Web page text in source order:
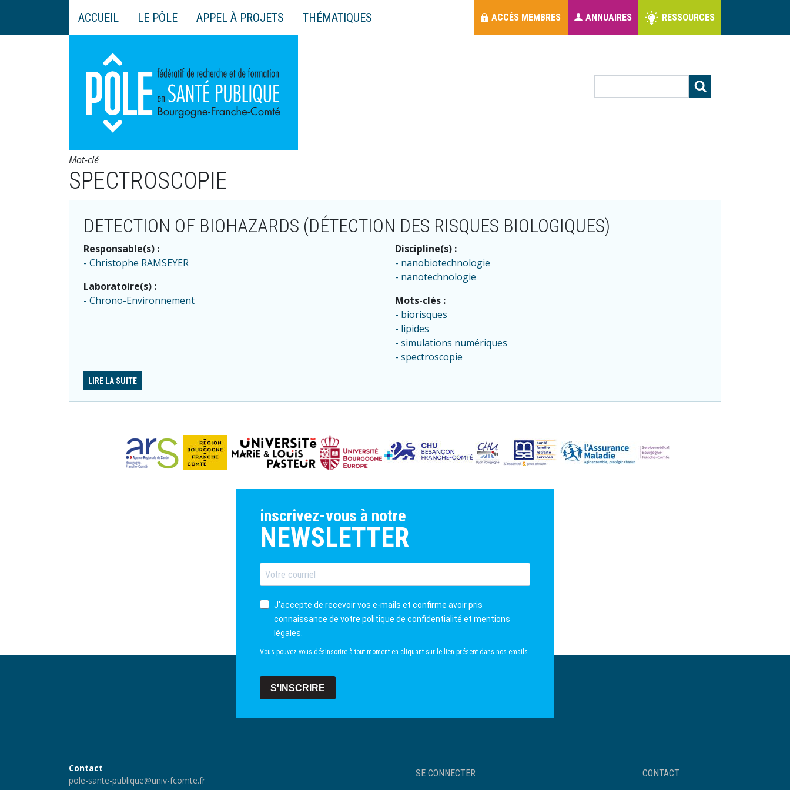
contenu
Main
navigation
ACCUEIL LE PÔLE APPEL À PROJETS THÉMATIQUES
Raccourcis
ACCÈS MEMBRES ANNUAIRES RESSOURCES
Mot-clé
SPECTROSCOPIE
DETECTION OF BIOHAZARDS (DÉTECTION DES RISQUES BIOLOGIQUES)
Responsable(s) :
Christophe RAMSEYER
Laboratoire(s) :
Chrono-Environnement
Discipline(s) :
nanobiotechnologie
nanotechnologie
Mots-clés :
biorisques
lipides
simulations numériques
spectroscopie
LIRE LA SUITE
inscrivez-vous à notre
NEWSLETTER
J'accepte de recevoir vos e-mails et confirme avoir pris
connaissance de votre politique de confidentialité et mentions
légales.
Vous pouvez vous désinscrire à tout moment en cliquant sur le lien présent dans nos emails.
S'INSCRIRE
Contact
pole-sante-publique@univ-fcomte.fr
User
SE CONNECTER Footer
CONTACT